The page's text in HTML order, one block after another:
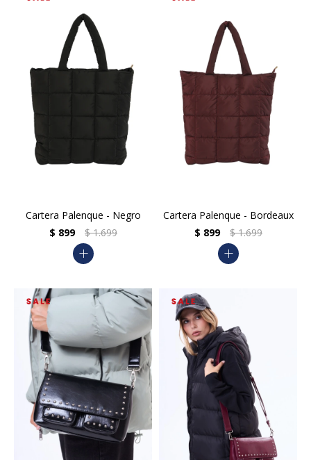
Cartera Palenque - Negro
$ 899 $ 1.699
add
Cartera Palenque - Bordeaux
$ 899 $ 1.699
add